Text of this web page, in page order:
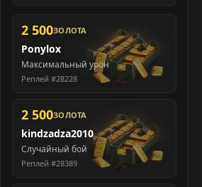
2 500ЗОЛОТА
Ponylox
Максимальный урон
Реплей #28228
2 500ЗОЛОТА
kindzadza2010
Случайный бой
Реплей #28389